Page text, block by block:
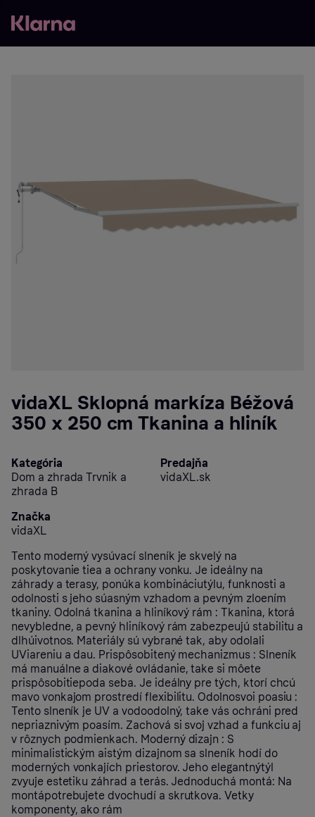
vidaXL Sklopná markíza Béžová
350 x 250 cm Tkanina a hliník
Kategória
Dom a zhrada Trvnik a
zhrada B
Predajňa
vidaXL.sk
Značka
vidaXL
Tento moderný vysúvací slneník je skvelý na
poskytovanie tiea a ochrany vonku. Je ideálny na
záhrady a terasy, ponúka kombináciutýlu, funknosti a
odolnosti s jeho súasným vzhadom a pevným zloením
tkaniny. Odolná tkanina a hliníkový rám : Tkanina, ktorá
nevybledne, a pevný hliníkový rám zabezpeujú stabilitu a
dlhúivotnos. Materiály sú vybrané tak, aby odolali
UViareniu a dau. Prispôsobitený mechanizmus : Slneník
má manuálne a diakové ovládanie, take si môete
prispôsobitiepoda seba. Je ideálny pre tých, ktorí chcú
mavo vonkajom prostredí flexibilitu. Odolnosvoi poasiu :
Tento slneník je UV a vodoodolný, take vás ochráni pred
nepriaznivým poasím. Zachová si svoj vzhad a funkciu aj
v rôznych podmienkach. Moderný dizajn : S
minimalistickým aistým dizajnom sa slneník hodí do
moderných vonkajích priestorov. Jeho elegantnýtýl
zvyuje estetiku záhrad a terás. Jednoduchá montá: Na
montápotrebujete dvochudí a skrutkova. Vetky
komponenty, ako rám